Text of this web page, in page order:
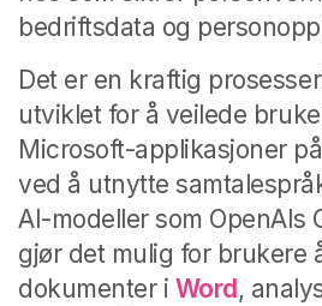
bedriftsdata og
Det er en kraftig
utviklet for å veilede
Microsoft-applikasjoner
ved å utnytte
AI-modeller som OpenAIs
gjør det mulig for brukere
dokumenter i Word,